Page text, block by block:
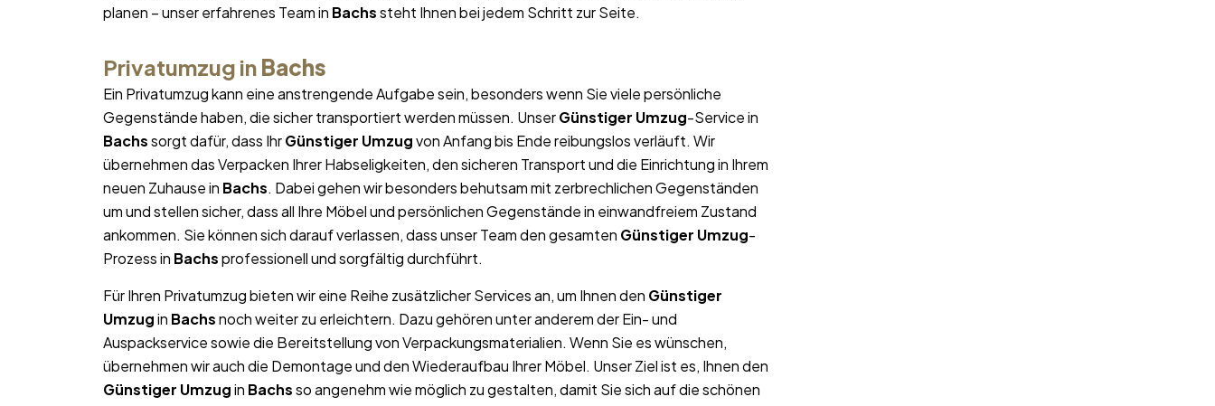
planen – unser erfahrenes Team in Bachssteht Ihnen bei jedem Schritt zur Seite.
Privatumzug in Bachs
Ein Privatumzug kann eine anstrengende Aufgabe sein, besonders wenn Sie viele persönliche
Gegenstände haben, die sicher transportiert werden müssen. UnserGünstiger Umzug-Service in
Bachssorgt dafür, dass IhrGünstiger Umzugvon Anfang bis Ende reibungslos verläuft. Wir
übernehmen das Verpacken Ihrer Habseligkeiten, den sicheren Transport und die Einrichtung in Ihrem
neuen Zuhause in Bachs. Dabei gehen wir besonders behutsam mit zerbrechlichen Gegenständen
um und stellen sicher, dass all Ihre Möbel und persönlichen Gegenstände in einwandfreiem Zustand
ankommen. Sie können sich darauf verlassen, dass unser Team den gesamten Günstiger Umzug-
Prozess in Bachsprofessionell und sorgfältig durchführt.
Für Ihren Privatumzug bieten wir eine Reihe zusätzlicher Services an, um Ihnen den Günstiger
Umzugin Bachsnoch weiter zu erleichtern. Dazu gehören unter anderem der Ein- und
Auspackservice sowie die Bereitstellung von Verpackungsmaterialien. Wenn Sie es wünschen,
übernehmen wir auch die Demontage und den Wiederaufbau Ihrer Möbel. Unser Ziel ist es, Ihnen den
Günstiger Umzugin Bachsso angenehm wie möglich zu gestalten, damit Sie sich auf die schönen